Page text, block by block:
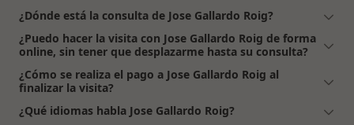
¿Dónde está la consulta de Jose Gallardo Roig?
¿Puedo hacer la visita con Jose Gallardo Roig de forma
online, sin tener que desplazarme hasta su consulta?
¿Cómo se realiza el pago a Jose Gallardo Roig al
finalizar la visita?
¿Qué idiomas habla Jose Gallardo Roig?